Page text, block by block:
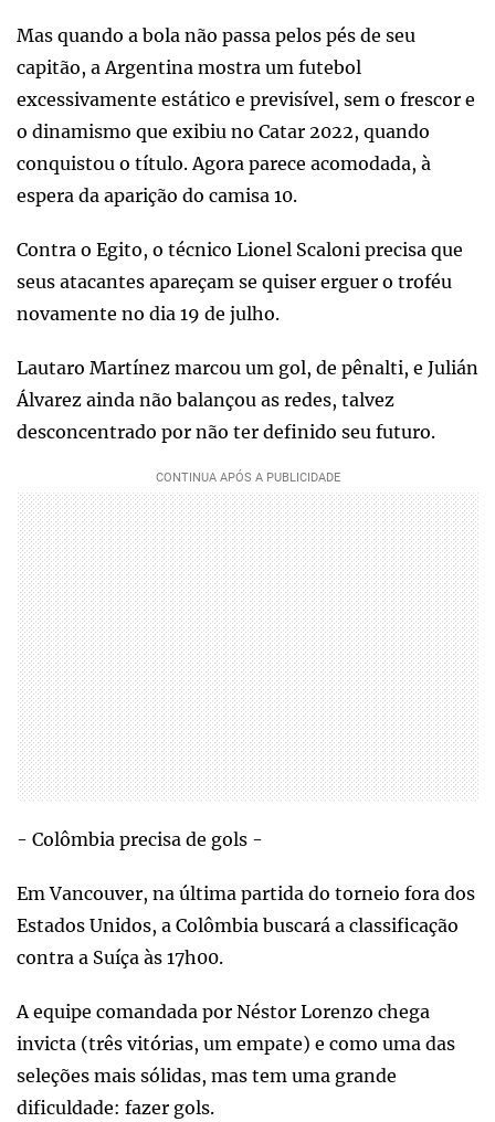
Mas quando a bola não passa pelos pés de seu
capitão, a Argentina mostra um futebol
excessivamente estático e previsível, sem o frescor e
o dinamismo que exibiu no Catar 2022, quando
conquistou o título. Agora parece acomodada, à
espera da aparição do camisa 10.
Contra o Egito, o técnico Lionel Scaloni precisa que
seus atacantes apareçam se quiser erguer o troféu
novamente no dia 19 de julho.
Lautaro Martínez marcou um gol, de pênalti, e Julián
Álvarez ainda não balançou as redes, talvez
desconcentrado por não ter definido seu futuro.
- Colômbia precisa de gols -
Em Vancouver, na última partida do torneio fora dos
Estados Unidos, a Colômbia buscará a classificação
contra a Suíça às 17h00.
A equipe comandada por Néstor Lorenzo chega
invicta (três vitórias, um empate) e como uma das
seleções mais sólidas, mas tem uma grande
dificuldade: fazer gols.